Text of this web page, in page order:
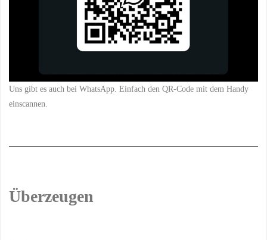
Uns gibt es auch bei WhatsApp. Einfach den QR-Code mit dem Handy
einscannen.
Überzeugen